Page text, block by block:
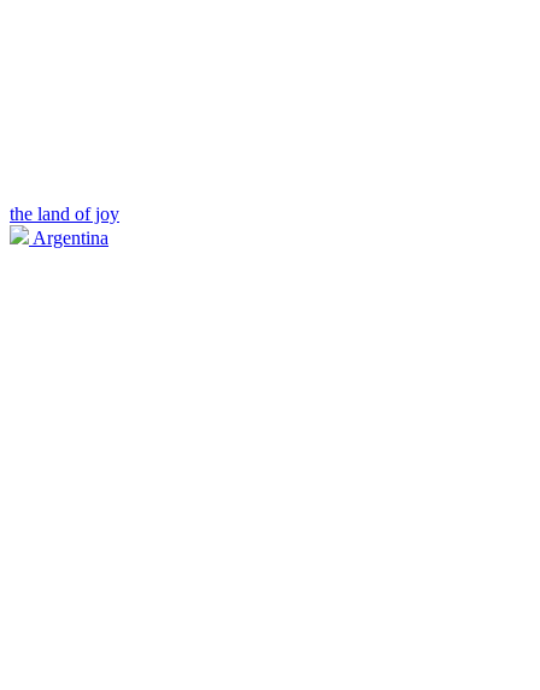
the land of joy
Argentina